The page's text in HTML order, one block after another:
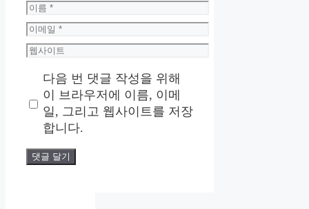
이
름
이
메
일
웹
다음 번 댓글 작성을 위해
이 브라우저에 이름, 이메
일, 그리고 웹사이트를 저장
합니다.